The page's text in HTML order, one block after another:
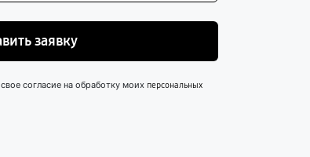
заявку
согласие на обработку моих персональных